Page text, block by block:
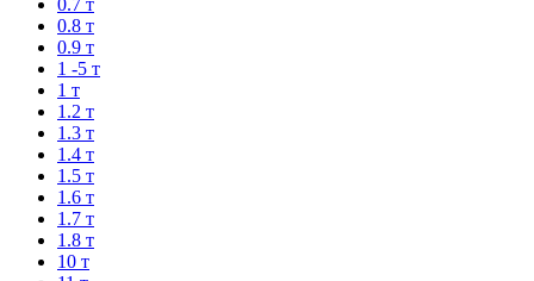
0.7 т
0.8 т
0.9 т
1 -5 т
1 т
1.2 т
1.3 т
1.4 т
1.5 т
1.6 т
1.7 т
1.8 т
10 т